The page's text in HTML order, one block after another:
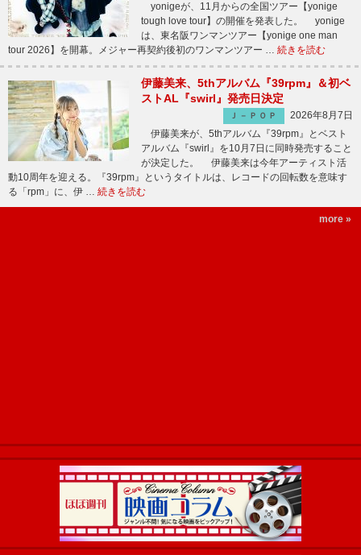
yonigeが、11月からの全国ツアー【yonige
tough love tour】の開催を発表した。 yonige
は、東名阪ワンマンツアー【yonige one man
tour 2026】を開幕。メジャー再契約後初のワンマンツアー … 続きを読む
伊藤美来、5thアルバム『39rpm』＆初ベ
ストAL『swirl』発売日決定
Ｊ－ＰＯＰ
2026年8月7日
伊藤美来が、5thアルバム『39rpm』とベスト
アルバム『swirl』を10月7日に同時発売すること
が決定した。 伊藤美来は今年アーティスト活
動10周年を迎える。『39rpm』というタイトルは、レコードの回転数を意味す
る「rpm」に、伊 … 続きを読む
more »